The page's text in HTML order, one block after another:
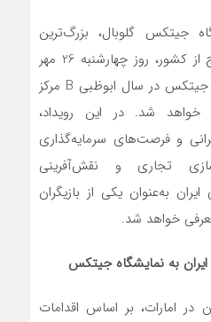
جیتکس گلوبال، بزرگ‌ترین
رویداد فناروی ایران در خارج از کشور، روز چهارشنبه 26 مهر
1402 مصادف با سومین روز جیتکس در سال ابوظبی B مرکز
خواهد شد. در این رویداد،
و فرصت‌های سرمایه‌گذاری
تجاری و نقش‌آفرینی
به‌عنوان یکی از بازیگران
خواهد شد.
به نمایشگاه جیتکس
در امارات، بر اساس اقدامات